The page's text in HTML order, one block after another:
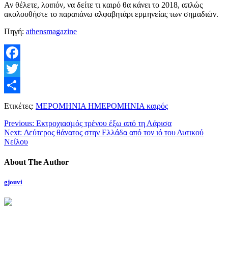
Αν θέλετε, λοιπόν, να δείτε τι καιρό θα κάνει το 2018, απλώς
ακολουθήστε το παραπάνω αλφαβητάρι ερμηνείας των σημαδιών.
Πηγή: athensmagazine
Facebook
Twitter
Μοιραστείτε
Ετικέτες: ΜΕΡΟΜΗΝΙΑ ΗΜΕΡΟΜΗΝΙΑ καιρός
Previous: Εκτροχιασμός τρένου έξω από τη Λάρισα
Next: Δεύτερος θάνατος στην Ελλάδα από τον ιό του Δυτικού
Νείλου
About The Author
gjouvi